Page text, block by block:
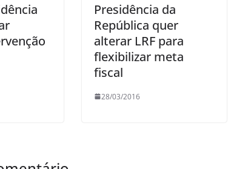
Presidência da
República quer
alterar LRF para
flexibilizar meta
fiscal
28/03/2016